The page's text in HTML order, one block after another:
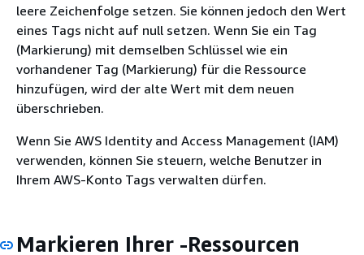
leere Zeichenfolge setzen. Sie können jedoch den Wert
eines Tags nicht auf null setzen. Wenn Sie ein Tag
(Markierung) mit demselben Schlüssel wie ein
vorhandener Tag (Markierung) für die Ressource
hinzufügen, wird der alte Wert mit dem neuen
überschrieben.
Wenn Sie AWS Identity and Access Management (IAM)
verwenden, können Sie steuern, welche Benutzer in
Ihrem AWS-Konto Tags verwalten dürfen.
Markieren Ihrer -Ressourcen